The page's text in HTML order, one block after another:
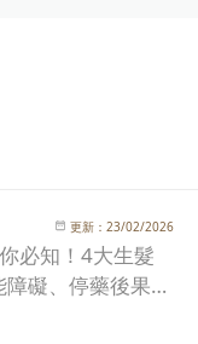
更新： 23/02/2026
必知！4大生髮
礙、停藥後果到